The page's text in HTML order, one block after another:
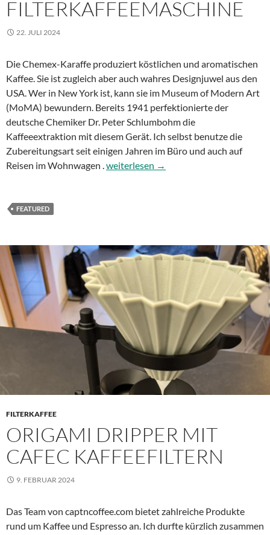
FILTERKAFFEEMASCHINE
22. JULI 2024
Die Chemex-Karaffe produziert köstlichen und aromatischen
Kaffee. Sie ist zugleich aber auch wahres Designjuwel aus den
USA. Wer in New York ist, kann sie im Museum of Modern Art
(MoMA) bewundern. Bereits 1941 perfektionierte der
deutsche Chemiker Dr. Peter Schlumbohm die
Kaffeeextraktion mit diesem Gerät. Ich selbst benutze die
Zubereitungsart seit einigen Jahren im Büro und auch auf
Reisen im Wohnwagen .Chemex Ottomatic 2.0 – automatische
weiterlesen →
FEATURED
FILTERKAFFEE
ORIGAMI DRIPPER MIT
CAFEC KAFFEEFILTERN
9. FEBRUAR 2024
Das Team von captncoffee.com bietet zahlreiche Produkte
rund um Kaffee und Espresso an. Ich durfte kürzlich zusammen